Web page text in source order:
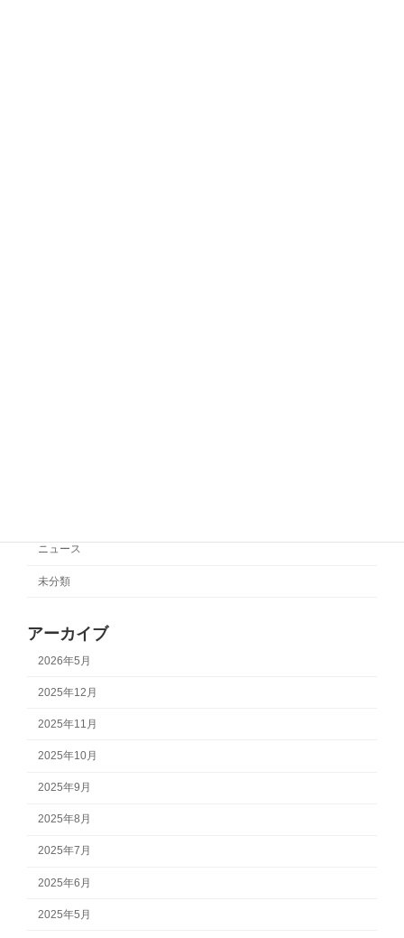
ニュース
未分類
アーカイブ
2026年5月
2025年12月
2025年11月
2025年10月
2025年9月
2025年8月
2025年7月
2025年6月
2025年5月